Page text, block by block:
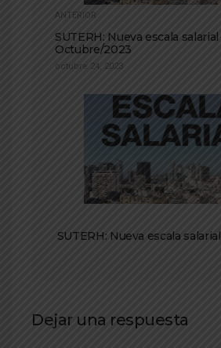
ANTERIOR
SUTERH: Nueva escala salarial
Octubre/2023
octubre 24, 2023
SUTERH: Nueva escala
Dejar una respuesta